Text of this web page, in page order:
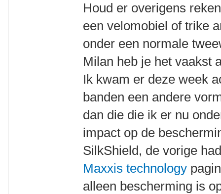
Houd er overigens
een velomobiel of trike
onder een normale
Milan heb je het vaakst
Ik kwam er deze week
banden een andere
dan die die ik er nu
impact op de
SilkShield, de vorige
Maxxis technology
alleen bescherming is